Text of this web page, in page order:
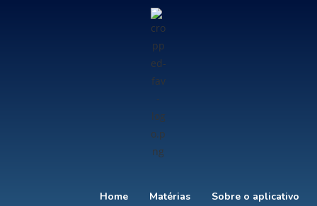
Home Matérias Sobre o aplicativo